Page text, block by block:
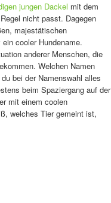
jungen Dackel mit dem
nicht passt. Dagegen
majestätischen
cooler Hundename.
anderer Menschen, die
Welchen Namen
bei der Namenswahl alles
beim Spaziergang auf der
mit einem coolen
welches Tier gemeint ist,